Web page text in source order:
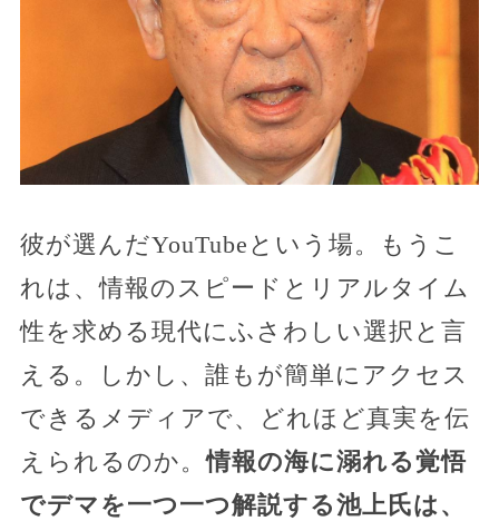
彼が選んだYouTubeという場。もうこ
れは、情報のスピードとリアルタイム
性を求める現代にふさわしい選択と言
える。しかし、誰もが簡単にアクセス
できるメディアで、どれほど真実を伝
えられるのか。情報の海に溺れる覚悟
でデマを一つ一つ解説する池上氏は、